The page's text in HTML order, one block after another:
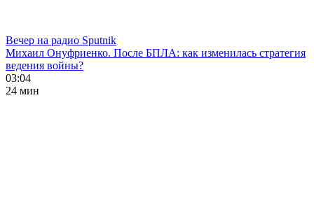
Вечер на радио Sputnik
Михаил Онуфриенко. После БПЛА: как изменилась стратегия
ведения войны?
03:04
24 мин